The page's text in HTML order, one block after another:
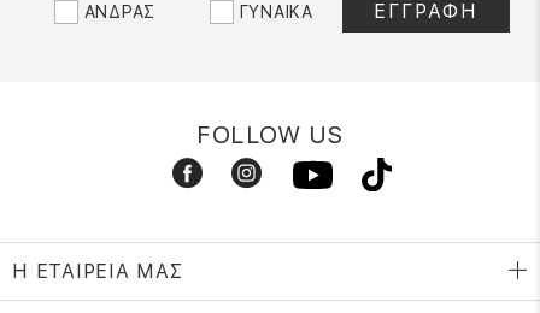
ΑΝΔΡΑΣ ΓΥΝΑΙΚΑ
FOLLOW US
Η ΕΤΑΙΡΕΙΑ ΜΑΣ